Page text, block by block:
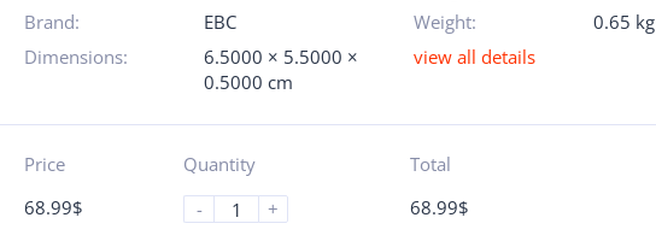
Brand:
EBC Weight:
0.65 kg
Dimensions:
6.5000 × 5.5000 ×
0.5000 cm
view all details
Price
68.99$
Quantity
-
+
Total
68.99$